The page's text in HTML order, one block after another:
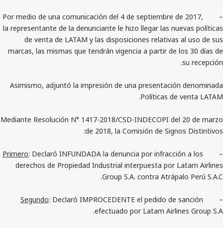
– Por medio de una comunicación del 4 de septiembre
la representante de la denunciante le hizo llegar las
de venta de LATAM y las disposiciones
marcas, las mismas que tendrán vigencia a partir de
Asimismo, adjuntó la impresión de una
Políticas de
Mediante Resolución N° 1417-2018/CSD-INDECOPI
de 2018, la Comisión de
Primero: Declaró INFUNDADA la denuncia por
derechos de Propiedad Industrial interpuesta por
Group S.A. contra
Segundo: Declaró IMPROCEDENTE el pedido de
efectuado por Latam